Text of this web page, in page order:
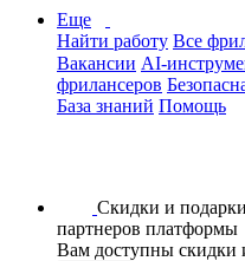
Еще
Найти работу Все
Вакансии AI-
фрилансеров
База знаний Помощь
Скидки и
партнеров платформы
Вам доступны скидки